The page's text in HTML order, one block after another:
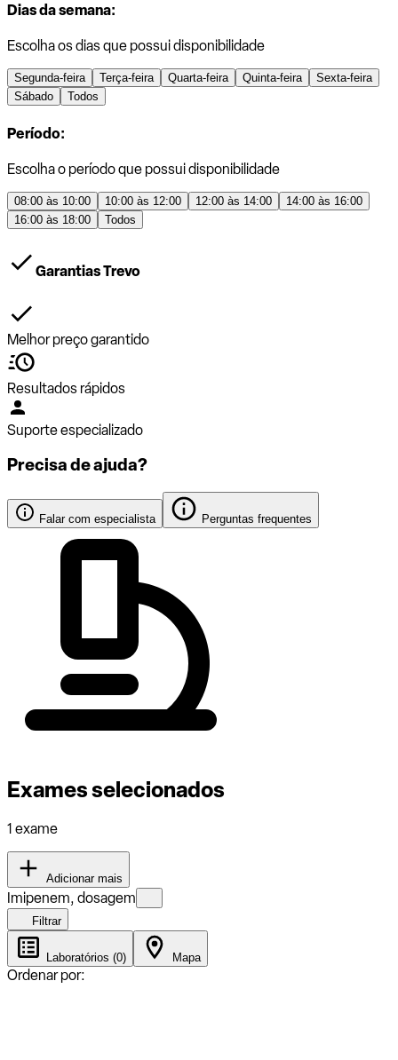
Dias da semana:
Escolha os dias que possui disponibilidade
Segunda-feira Terça-feira Quarta-feira Quinta-feira
Sexta-feira
Sábado
Todos
Período:
Escolha o período que possui disponibilidade
08:00 às 10:00 10:00 às 12:00 12:00 às 14:00
14:00 às 16:00
16:00 às 18:00
Todos
Garantias Trevo
Melhor preço garantido
Resultados rápidos
Suporte especializado
Precisa de ajuda?
Falar com especialista Perguntas frequentes
Exames selecionados
1 exame
Adicionar mais
Imipenem, dosagem
Filtrar
Laboratórios (0) Mapa
Ordenar por: